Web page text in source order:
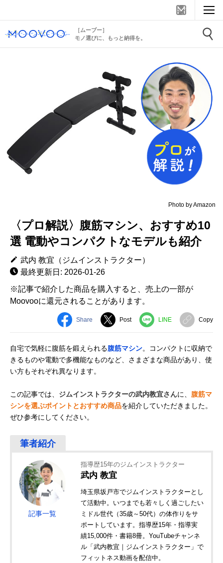
［ムーブー］
モノ選びに、もっと納得を。
Photo by Amazon
〈プロ解説〉腹筋マシン、おすすめ10
選 電動やコンパクトなモデルも紹介
武内 教宜（ジムインストラクター）
最終更新日: 2026-01-26
※記事で紹介した商品を購入すると、売上の一部が
Moovooに還元されることがあります。
Share Post LINE Copy
自宅で気軽に腹筋を鍛えられる腹筋マシン。コンパクトに収納で
きるものや電動で多機能なものなど、さまざまな商品があり、使
い方もそれぞれ異なります。
この記事では、 ジムインストラクターの武内教宜さんに、 腹筋マ
シンを選ぶポイントとおすすめ商品を紹介していただきました。
ぜひ参考にしてください。
記事一覧
指導歴15年のジムインストラクター
武内 教宜
埼玉県坂戸市でジムインストラクターとし
て活動中。いつまでも若々しく過ごしたい
ミドル世代（35歳～50代）の体作りをサ
ポートしています。指導歴15年・指導実
績15,000件・書籍8冊。YouTubeチャンネ
ル「武内教宜｜ジムインストラクター」で
フィットネス動画を配信中。